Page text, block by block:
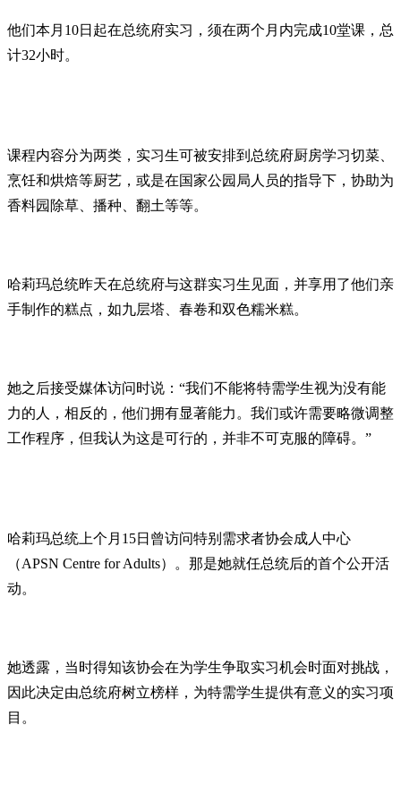
他们本月10日起在总统府实习，须在两个月内完成10堂课，总
计32小时。
课程内容分为两类，实习生可被安排到总统府厨房学习切菜、
烹饪和烘焙等厨艺，或是在国家公园局人员的指导下，协助为
香料园除草、播种、翻土等等。
哈莉玛总统昨天在总统府与这群实习生见面，并享用了他们亲
手制作的糕点，如九层塔、春卷和双色糯米糕。
她之后接受媒体访问时说：“我们不能将特需学生视为没有能
力的人，相反的，他们拥有显著能力。我们或许需要略微调整
工作程序，但我认为这是可行的，并非不可克服的障碍。”
哈莉玛总统上个月15日曾访问特别需求者协会成人中心
（APSN Centre for Adults）。那是她就任总统后的首个公开活
动。
她透露，当时得知该协会在为学生争取实习机会时面对挑战，
因此决定由总统府树立榜样，为特需学生提供有意义的实习项
目。